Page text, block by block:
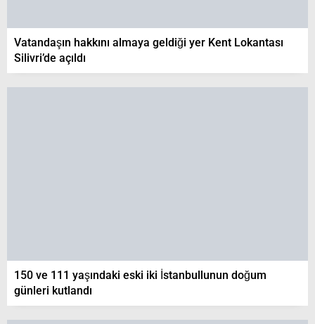
Vatandaşın hakkını almaya geldiği yer Kent Lokantası
Silivri’de açıldı
150 ve 111 yaşındaki eski iki İstanbullunun doğum
günleri kutlandı